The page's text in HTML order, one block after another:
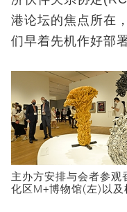
港论坛的焦点所在
们早着先机作好部
主办方安排与会者参观
化区M+博物馆(左)以及